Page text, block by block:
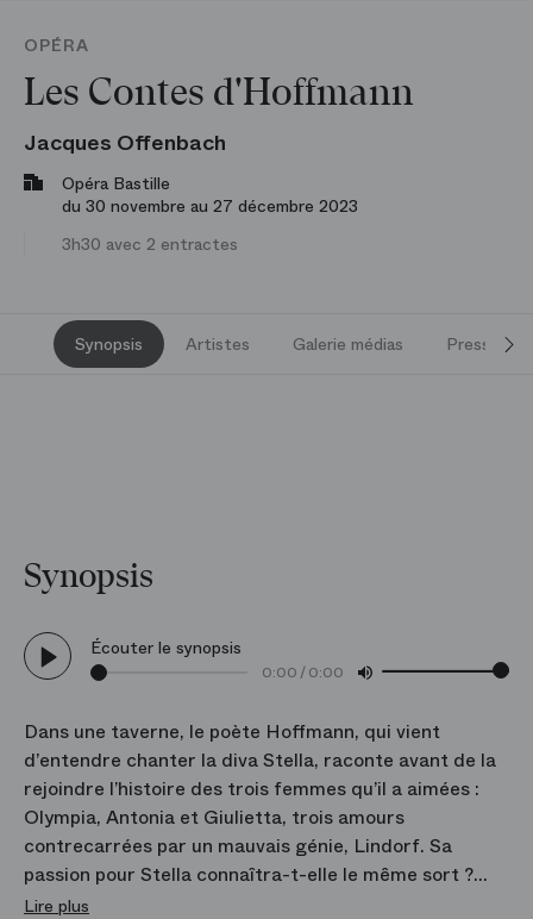
OPÉRA
Les Contes d'Hoffmann
Jacques Offenbach
Opéra Bastille
du 30 novembre au 27 décembre 2023
3h30 avec 2 entractes
Synopsis Artistes Galerie médias Presse
Synopsis
Écouter le synopsis
0:00/0:00
Dans une taverne, le poète Hoffmann, qui vient
d’entendre chanter la diva Stella, raconte avant de la
rejoindre l’histoire des trois femmes qu’il a aimées :
Olympia, Antonia et Giulietta, trois amours
contrecarrées par un mauvais génie, Lindorf. Sa
passion pour Stella connaîtra-t-elle le même sort ?
Avec cet opéra fantastique qui puise dans l’imaginaire
Lire plus